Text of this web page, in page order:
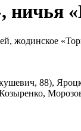
ничья
жодинское
88),